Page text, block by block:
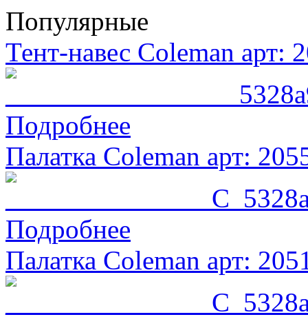
Популярные
Тент-навес Coleman арт:
Подробнее
Палатка Coleman арт:
Подробнее
Палатка Coleman арт: